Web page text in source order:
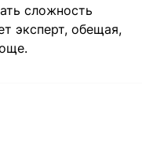
сложность
эксперт, обещая,